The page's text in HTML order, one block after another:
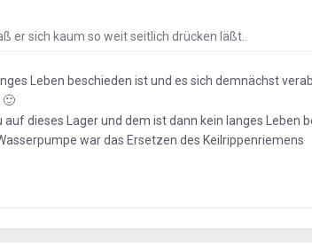
er sich kaum so weit seitlich drücken läßt..
Leben beschieden ist und es sich demnächst
🙂
dieses Lager und dem ist dann kein langes Leben
war das Ersetzen des Keilrippenriemens